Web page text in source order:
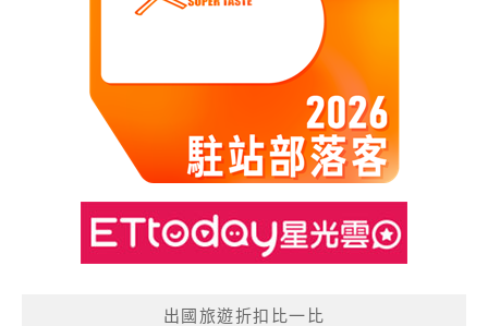
出國旅遊折扣比一比